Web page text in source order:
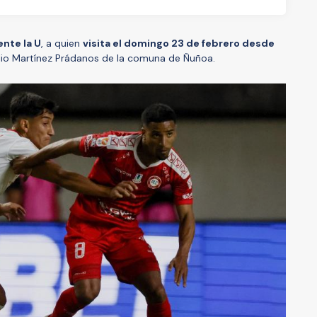
la U, a quien visita el domingo 23 de febrero desde
Martínez Prádanos de la comuna de Ñuñoa.